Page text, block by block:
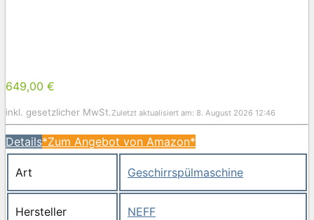
649,00 €
inkl. gesetzlicher MwSt.Zuletzt aktualisiert am: 8. August 2026 12:46
Details*Zum Angebot von Amazon*
Art Geschirrspülmaschine
Hersteller NEFF